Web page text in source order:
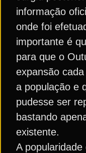
informação
onde foi
importante é
para que o
expansão
a população e
pudesse ser
bastando
existente.
A